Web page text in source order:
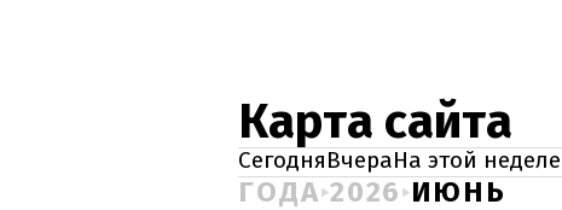
Карта сайта
СегодняВчераНа этой неделе
ГОДА 2026 ИЮНЬ